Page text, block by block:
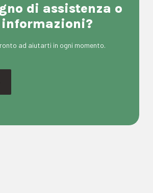
di assistenza o
ad aiutarti in ogni momento.